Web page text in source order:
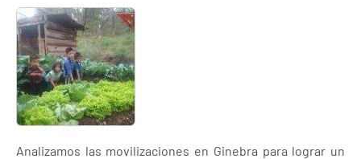
Analizamos las movilizaciones en Ginebra para lograr un